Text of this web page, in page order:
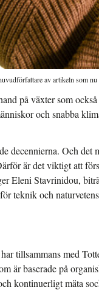
av artikeln som
på växter som
och snabba
decennierna. Och det
är det viktigt att
Eleni Stavrinidou,
teknik och
tillsammans med
är baserade på
kontinuerligt mäta